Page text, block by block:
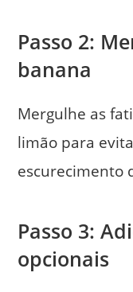
Passo 2:
banana
Mergulhe as
limão para
escurecimento
Passo 3:
opcionais